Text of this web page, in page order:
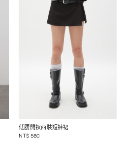
低腰開衩西裝短褲裙
NT$ 580